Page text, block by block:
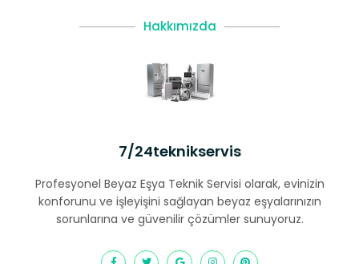
Hakkımızda
7/24teknikservis
Profesyonel Beyaz Eşya Teknik Servisi olarak, evinizin
konforunu ve işleyişini sağlayan beyaz eşyalarınızın
sorunlarına ve güvenilir çözümler sunuyoruz.